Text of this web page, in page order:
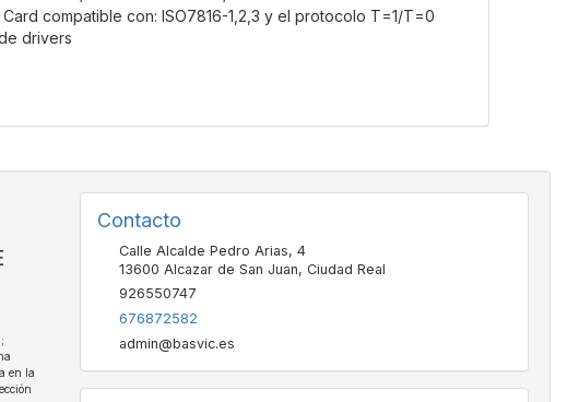
compatible con: ISO7816-1,2,3 y el protocolo T=1/T=0
drivers
en la
Contacto
Calle Alcalde Pedro Arias, 4
13600 Alcazar de San Juan, Ciudad Real
926550747
676872582
admin@basvic.es